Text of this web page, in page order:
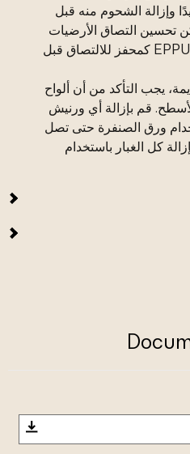
وإزالة الشحوم منه قبل
تحسين التصاق الأرضيات
من خلال وضع طبقة من برايمر EPPU كمحفز للالتصاق قبل
يجب التأكد من أن ألواح
قم بإزالة أي ورنيش
ورق الصنفرة حتى تصل
كل الغبار باستخدام